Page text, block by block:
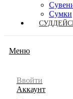
Сумки
Меню
Ввойти
Аккаунт